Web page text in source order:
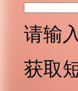
请输
获取